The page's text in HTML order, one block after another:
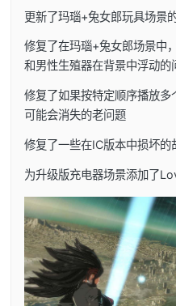
更新了玛瑙+兔女郎玩具场景
修复了在玛瑙+兔女郎场景中
和男性生殖器在背景中浮动的
修复了如果按特定顺序播放
可能会消失的老问题
修复了一些在IC版本中损坏的
为升级版充电器场景添加了